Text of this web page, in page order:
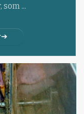
...